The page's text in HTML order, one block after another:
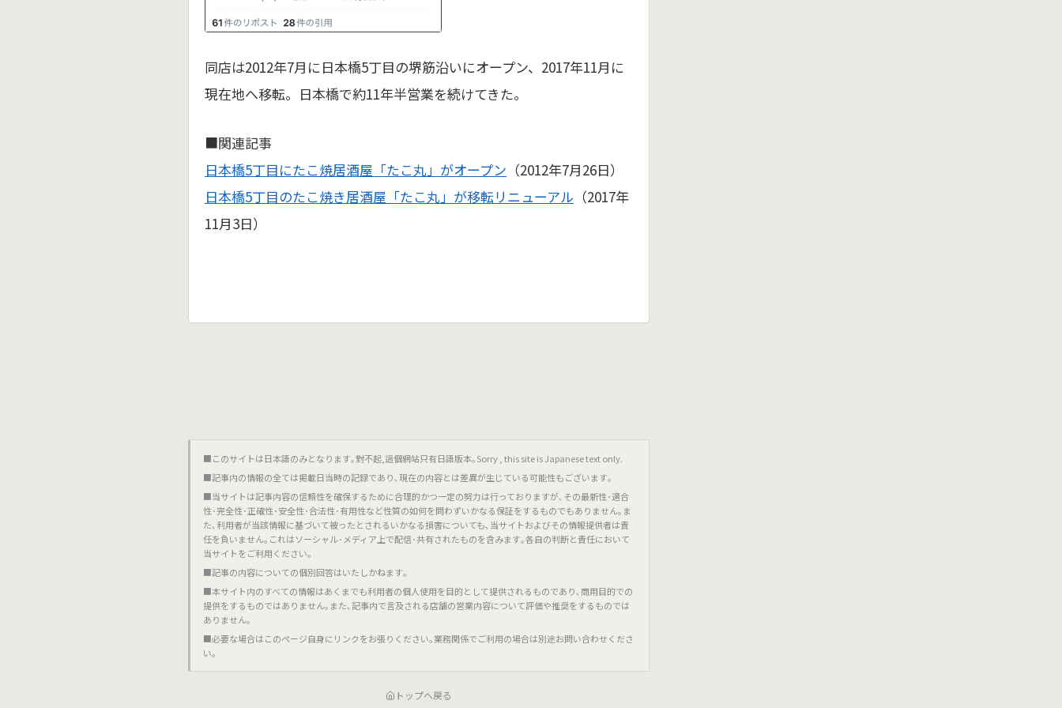
同店は2012年7月に日本橋5丁目の堺筋沿いにオープン、2017年11月に
現在地へ移転。日本橋で約11年半営業を続けてきた。
■関連記事
日本橋5丁目にたこ焼居酒屋「たこ丸」がオープン （2012年7月26日）
日本橋5丁目のたこ焼き居酒屋「たこ丸」が移転リニューアル （2017年
11月3日）
■このサイトは日本語のみとなります｡對不起,這個網站只有日語版本｡Sorry , this site is Japanese text only.
■記事内の情報の全ては掲載日当時の記録であり､現在の内容とは差異が生じている可能性もございます｡
■当サイトは記事内容の信頼性を確保するために合理的かつ一定の努力は行っておりますが､その最新性･適合
性･完全性･正確性･安全性･合法性･有用性など性質の如何を問わずいかなる保証をするものでもありません｡ま
た､利用者が当該情報に基づいて被ったとされるいかなる損害についても､当サイトおよびその情報提供者は責
任を負いません｡これはソーシャル･メディア上で配信･共有されたものを含みます｡各自の判断と責任において
当サイトをご利用ください｡
■記事の内容についての個別回答はいたしかねます｡
■本サイト内のすべての情報はあくまでも利用者の個人使用を目的として提供されるものであり､商用目的での
提供をするものではありません｡また､記事内で言及される店舗の営業内容について評価や推奨をするものでは
ありません｡
■必要な場合はこのページ自身にリンクをお張りください｡業務関係でご利用の場合は別途お問い合わせくださ
い｡
トップへ戻る